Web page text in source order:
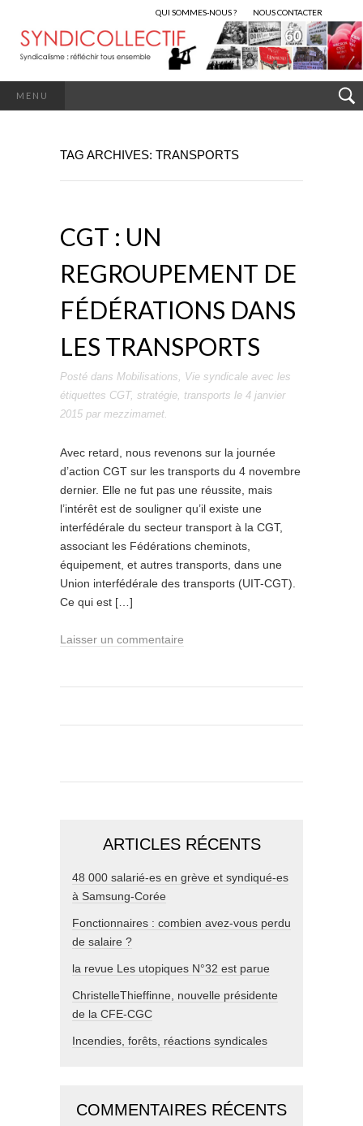
QUI SOMMES-NOUS ? NOUS CONTACTER
MENU
TAG ARCHIVES: TRANSPORTS
CGT : UN
REGROUPEMENT DE
FÉDÉRATIONS DANS
LES TRANSPORTS
Posté dans Mobilisations, Vie syndicale avec les
étiquettes CGT, stratégie, transports le 4 janvier
2015 par mezzimamet.
Avec retard, nous revenons sur la journée
d’action CGT sur les transports du 4 novembre
dernier. Elle ne fut pas une réussite, mais
l’intérêt est de souligner qu’il existe une
interfédérale du secteur transport à la CGT,
associant les Fédérations cheminots,
équipement, et autres transports, dans une
Union interfédérale des transports (UIT-CGT).
Ce qui est […]
Laisser un commentaire
ARTICLES RÉCENTS
48 000 salarié-es en grève et syndiqué-es
à Samsung-Corée
Fonctionnaires : combien avez-vous perdu
de salaire ?
la revue Les utopiques N°32 est parue
ChristelleThieffinne, nouvelle présidente
de la CFE-CGC
Incendies, forêts, réactions syndicales
COMMENTAIRES RÉCENTS